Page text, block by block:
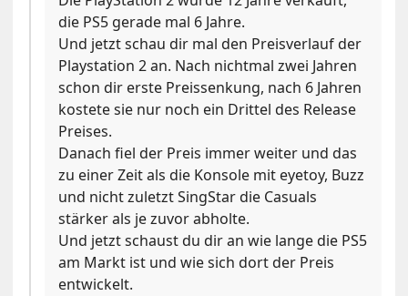
die PS5 gerade mal 6 Jahre.
Und jetzt schau dir mal den Preisverlauf der
Playstation 2 an. Nach nichtmal zwei Jahren
schon dir erste Preissenkung, nach 6 Jahren
kostete sie nur noch ein Drittel des Release
Preises.
Danach fiel der Preis immer weiter und das
zu einer Zeit als die Konsole mit eyetoy, Buzz
und nicht zuletzt SingStar die Casuals
stärker als je zuvor abholte.
Und jetzt schaust du dir an wie lange die PS5
am Markt ist und wie sich dort der Preis
entwickelt.